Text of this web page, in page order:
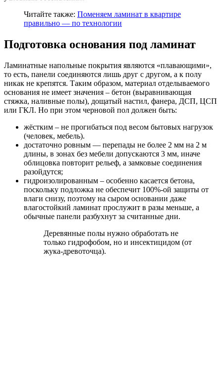
Читайте также: Поменяем ламинат в квартире
правильно — по технологии
Подготовка основания под ламинат
Ламинатные напольные покрытия являются «плавающими»,
то есть, панели соединяются лишь друг с другом, а к полу
никак не крепятся. Таким образом, материал отделываемого
основания не имеет значения – бетон (выравнивающая
стяжка, наливные полы), дощатый настил, фанера, ДСП, ЦСП
или ГКЛ. Но при этом черновой пол должен быть:
жёстким – не прогибаться под весом бытовых нагрузок
(человек, мебель).
достаточно ровным — перепады не более 2 мм на 2 м
длины, в зонах без мебели допускаются 3 мм, иначе
облицовка повторит рельеф, а замковые соединения
разойдутся;
гидроизолированным – особенно касается бетона,
поскольку подложка не обеспечит 100%-ой защиты от
влаги снизу, поэтому на сыром основании даже
влагостойкий ламинат прослужит в разы меньше, а
обычные панели разбухнут за считанные дни.
Деревянные полы нужно обработать не
только гидрофобом, но и инсектицидом (от
жука-древоточца).